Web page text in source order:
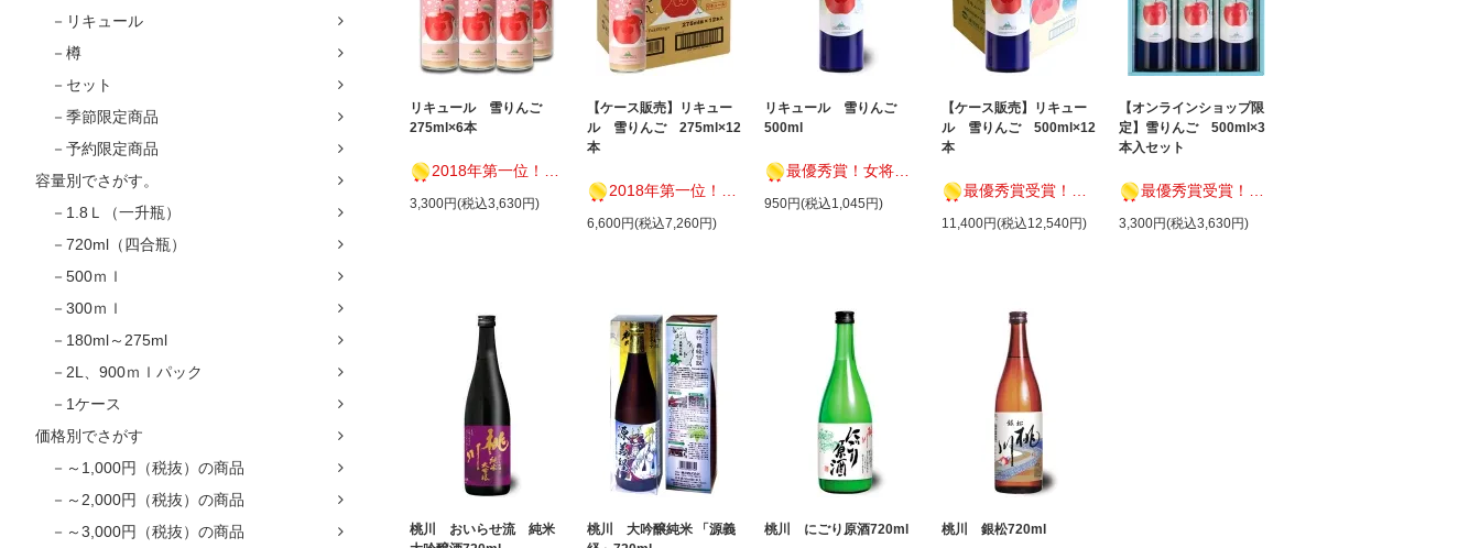
－リキュール
－樽
－セット
－季節限定商品
－予約限定商品
容量別でさがす。
－1.8Ｌ（一升瓶）
－720ml（四合瓶）
－500ｍｌ
－300ｍｌ
－180ml～275ml
－2L、900ｍｌパック
－1ケース
価格別でさがす
－～1,000円（税抜）の商品
－～2,000円（税抜）の商品
－～3,000円（税抜）の商品
リキュール 雪りんご
275ml×6本
2018年第一位！ A-1 グランプリ2018
3,300円(税込3,630円)
【ケース販売】リキュー
ル 雪りんご 275ml×12
本
2018年第一位！ A-1 グランプリ2018
6,600円(税込7,260円)
リキュール 雪りんご
500ml
最優秀賞！女将セレクション2019
950円(税込1,045円)
【ケース販売】リキュー
ル 雪りんご 500ml×12
本
最優秀賞受賞！ 女将セレクション2019
11,400円(税込12,540円)
【オンラインショップ限
定】雪りんご 500ml×3
本入セット
最優秀賞受賞！ 女将セレクション2019
3,300円(税込3,630円)
桃川 おいらせ流 純米
桃川 大吟醸純米 「源義
桃川 にごり原酒720ml 桃川 銀松720ml